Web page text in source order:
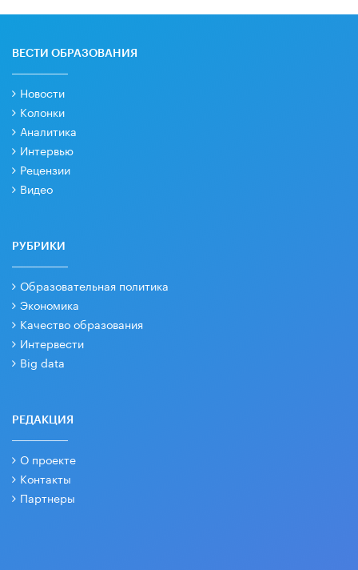
ВЕСТИ ОБРАЗОВАНИЯ
Новости
Колонки
Аналитика
Интервью
Рецензии
Видео
РУБРИКИ
Образовательная политика
Экономика
Качество образования
Интервести
Big data
РЕДАКЦИЯ
О проекте
Контакты
Партнеры